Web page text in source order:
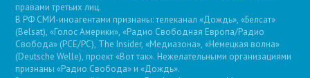
правами третьих лиц.
В РФ СМИ-иноагентами признаны: телеканал «Дождь», «Белсат»
(Belsat), «Голос Америки», «Радио Свободная Европа/Радио
Свобода» (PCE/PC), The Insider, «Медиазона», «Немецкая волна»
(Deutsche Welle), проект «Вот так». Нежелательными организациями
признаны «Радио Свобода» и «Дождь».